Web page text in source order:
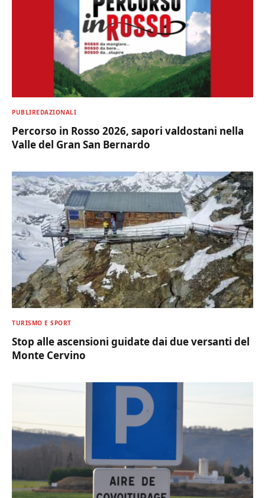
PUBLIREDAZIONALI
Percorso in Rosso 2026, sapori valdostani nella
Valle del Gran San Bernardo
TURISMO E SPORT
Stop alle ascensioni guidate dai due versanti del
Monte Cervino